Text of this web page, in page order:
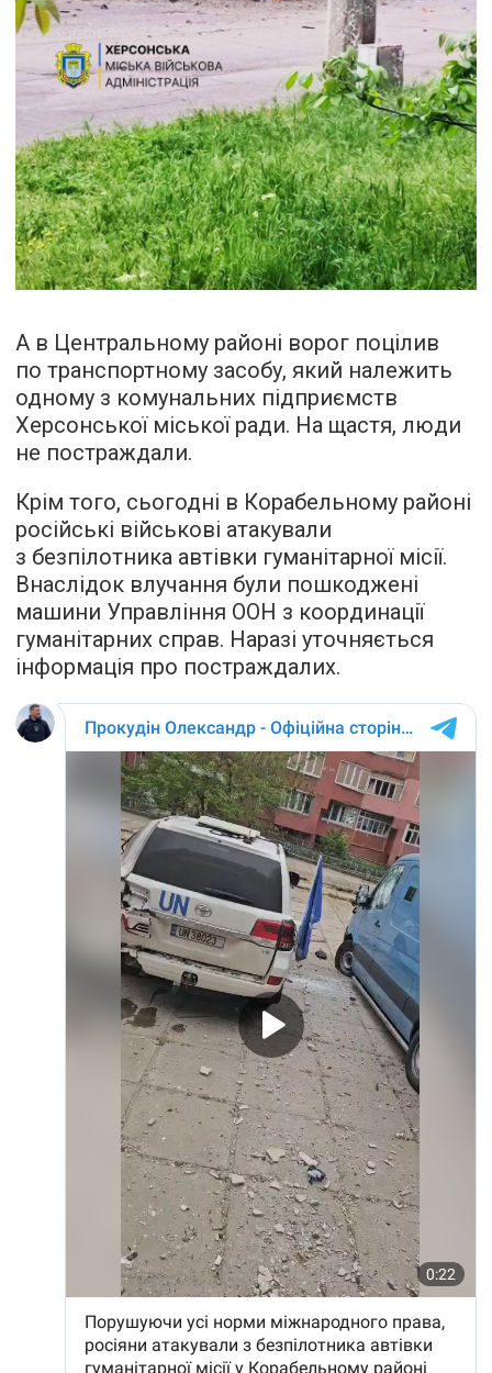
А в Центральному районі ворог поцілив
по транспортному засобу, який належить
одному з комунальних підприємств
Херсонської міської ради. На щастя, люди
не постраждали.
Крім того, сьогодні в Корабельному районі
російські військові атакували
з безпілотника автівки гуманітарної місії.
Внаслідок влучання були пошкоджені
машини Управління ООН з координації
гуманітарних справ. Наразі уточняється
інформація про постраждалих.